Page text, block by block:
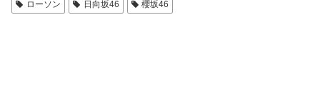
ローソン 日向坂46 櫻坂46